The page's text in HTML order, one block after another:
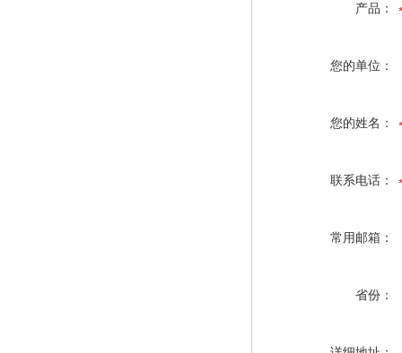
产品：
您的单位：
您的姓名：
联系电话：
常用邮箱：
省份：